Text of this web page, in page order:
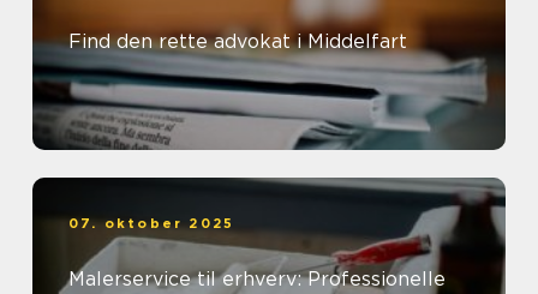
Find den rette advokat i Middelfart
07. oktober 2025
Malerservice til erhverv: Professionelle